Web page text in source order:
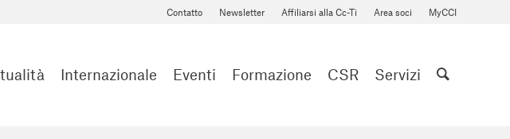
Contatto Newsletter Affiliarsi alla Cc-Ti Area soci MyCCI
Internazionale Eventi Formazione CSR Servizi